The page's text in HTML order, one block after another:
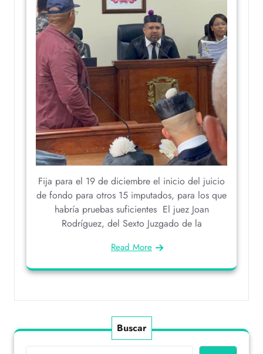
Fija para el 19 de diciembre el inicio del juicio
de fondo para otros 15 imputados, para los que
habría pruebas suficientes El juez Joan
Rodríguez, del Sexto Juzgado de la
Read More
Buscar